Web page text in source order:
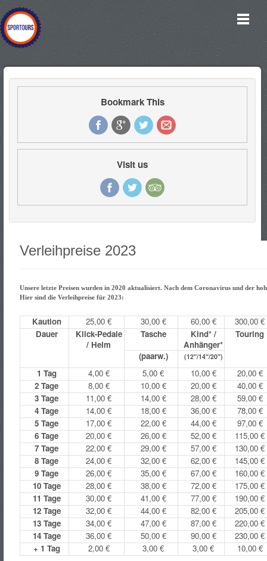
Bookmark This
Visit us
Verleihpreise 2023
Unsere letzte Preisen wurden in 2020 aktualisiert. Nach dem Coronavirus und der
Hier sind die Verleihpreise für 2023:
Kaution 25,00 € 30,00 € 60,00 €
300,00 €
Dauer
Klick-Pedale
/ Helm
Tasche
Kind* /
Anhänger*
Touring
(paarw.)
(12"/14"/20")
1 Tag 4,00 € 5,00 € 10,00 €
20,00 €
2 Tage
8,00 € 10,00 € 20,00 €
40,00 €
3 Tage
11,00 € 14,00 € 28,00 €
59,00 €
4 Tage
14,00 € 18,00 € 36,00 €
78,00 €
5 Tage
17,00 € 22,00 € 44,00 €
97,00 €
6 Tage
20,00 € 26,00 € 52,00 €
115,00 €
7 Tage
22,00 € 29,00 € 57,00 €
130,00 €
8 Tage
24,00 € 32,00 € 62,00 €
145,00 €
9 Tage
26,00 € 35,00 € 67,00 €
160,00 €
10 Tage
28,00 € 38,00 € 72,00 €
175,00 €
11 Tage
30,00 € 41,00 € 77,00 €
190,00 €
12 Tage
32,00 € 44,00 € 82,00 €
205,00 €
13 Tage
34,00 € 47,00 € 87,00 €
220,00 €
14 Tage
36,00 € 50,00 € 90,00 €
230,00 €
+ 1 Tag
2,00 € 3,00 € 3,00 € 10,00 €